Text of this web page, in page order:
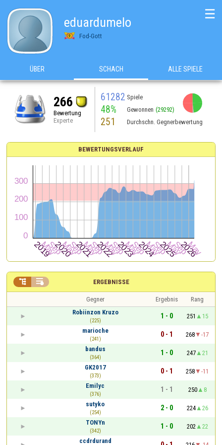
eduardumelo
Fod-Gott
☰
ÜBER SCHACH ALLE SPIELE
266
Bewertung
Experte
61282 Spiele
48% Gewonnen (29292)
251 Durchschn. Gegnerbewertung
BEWERTUNGSVERLAUF
ERGEBNISSE
 
Gegner Ergebnis
Rang
Robiinzon Kruzo
(225)
1 - 0 251
15
marioche
(241)
0 - 1 268
-17
bandus
(364)
1 - 0 247
21
GK2017
(373)
0 - 1 258
-11
Emilyc
(376)
1 - 1 250
8
sutyko
(254)
2 - 0 224
26
TONYn
(342)
1 - 0 202
22
ccdrdurand